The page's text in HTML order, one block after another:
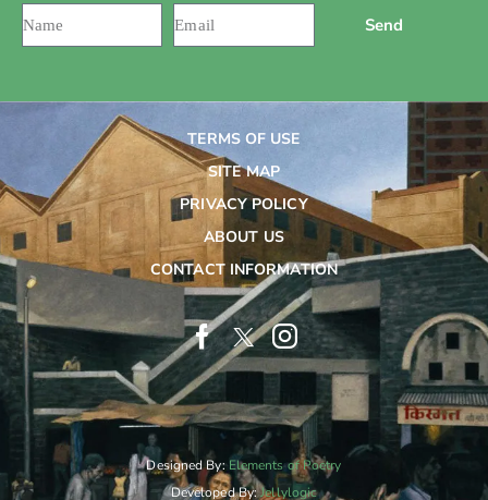
Send
TERMS OF USE
SITE MAP
PRIVACY POLICY
ABOUT US
CONTACT INFORMATION
Designed By:Elements of Poetry
Developed By:Jellylogic